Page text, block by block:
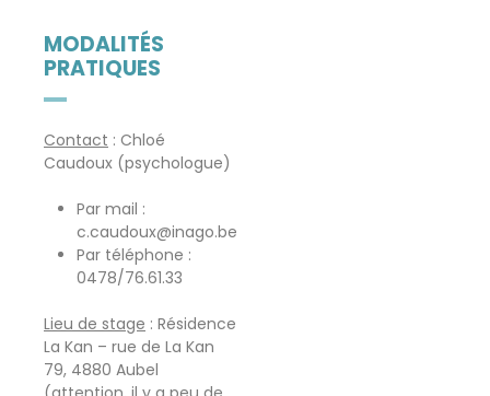
MODALITÉS
PRATIQUES
Contact : Chloé
Caudoux (psychologue)
Par mail :
c.caudoux@inago.be
Par téléphone :
0478/76.61.33
Lieu de stage : Résidence
La Kan – rue de La Kan
79, 4880 Aubel